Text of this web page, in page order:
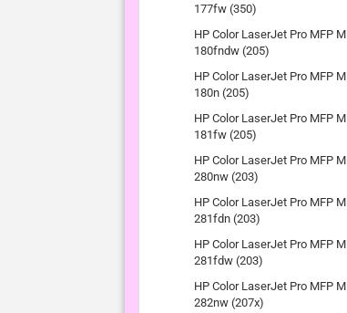
177fw (350)
HP Color LaserJet Pro MFP M
180fndw (205)
HP Color LaserJet Pro MFP M
180n (205)
HP Color LaserJet Pro MFP M
181fw (205)
HP Color LaserJet Pro MFP M
280nw (203)
HP Color LaserJet Pro MFP M
281fdn (203)
HP Color LaserJet Pro MFP M
281fdw (203)
HP Color LaserJet Pro MFP M
282nw (207x)